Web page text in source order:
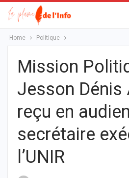
Home Politique
Mission
Jesson Dénis
reçu en
secrétaire
l’UNIR